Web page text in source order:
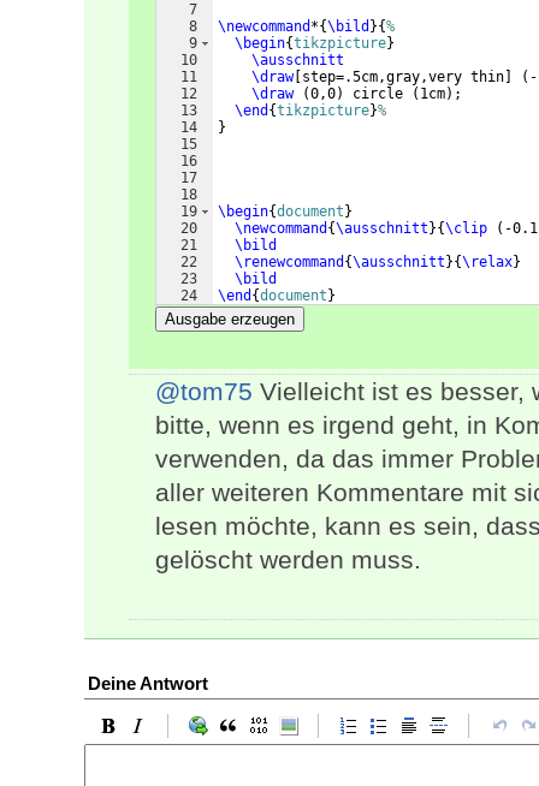
7
8
9
10
11
12
13
14
15
16
17
18
19
20
21
22
23
24
\newcommand *{\bild }{%
\begin{tikzpicture}
\ausschnitt
\draw[ step=.5cm,gray,very thin (
\draw
(0,0) circle ( 1cm) ;
\end {tikzpicture}%
}
\begin{document }
\newcommand {\ausschnitt }{\clip ( -
\bild
\renewcommand {\ausschnitt }{\relax}
\bild
\end {document }
Ausgabe erzeugen
@tom75 Vielleicht ist es besser,
bitte, wenn es irgend geht, in
verwenden, da das immer
aller weiteren Kommentare mit
lesen möchte, kann es sein,
gelöscht werden muss.
Deine Antwort